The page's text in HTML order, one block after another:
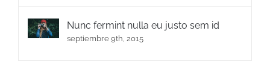
Nunc fermint nulla eu justo sem id
septiembre 9th, 2015